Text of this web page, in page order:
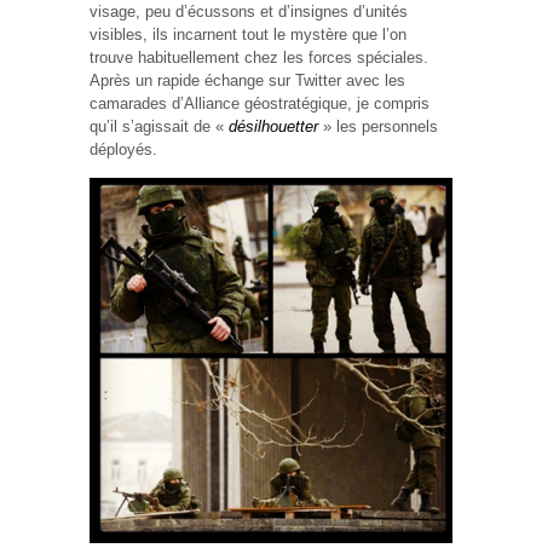
visage, peu d’écussons et d’insignes d’unités
visibles, ils incarnent tout le mystère que l’on
trouve habituellement chez les forces spéciales.
Après un rapide échange sur Twitter avec les
camarades d’Alliance géostratégique, je compris
qu’il s’agissait de « désilhouetter» les personnels
déployés.